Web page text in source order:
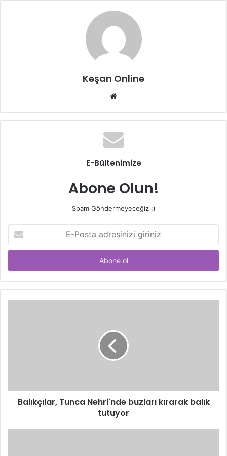
Keşan Online
Web
E-Bültenimize
Abone Olun!
Spam Göndermeyeceğiz :)
Posta
adresinizi
Balıkçılar, Tunca Nehri'nde buzları kırarak balık
tutuyor